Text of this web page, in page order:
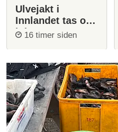
Ulvejakt i
Innlandet tas opp
igjen
16 timer siden